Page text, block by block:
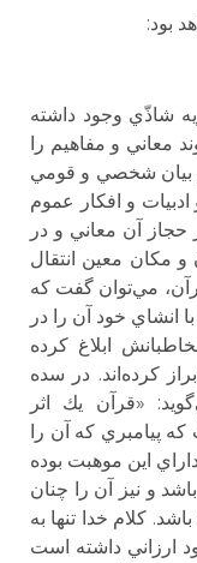
بود:
شاذّي وجود داشته
و مفاهيم را
و بيان شخصي و قومي
و افكار عموم
آن معاني و در
مكان معين انتقال
مي‌توان گفت كه
انشاي خود آن را در
ابلاغ كرده
كرده‌اند. در سده
«قرآن يك اثر
پيامبري كه آن را
اين موهبت بوده
و نيز آن را چنان
كلام خدا تنها به
ارزاني داشته است